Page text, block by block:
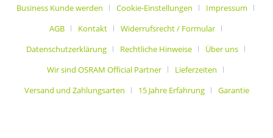
Business Kunde werden Cookie-Einstellungen
Impressum
AGB
Kontakt
Widerrufsrecht / Formular
Datenschutzerklärung
Rechtliche Hinweise
Über uns
Wir sind OSRAM Official Partner
Lieferzeiten
Versand und Zahlungsarten
15 Jahre Erfahrung Garantie